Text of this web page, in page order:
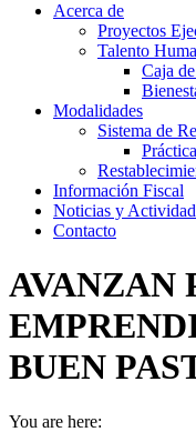
Acerca de
Proyectos
Talento
Caja
Modalidades
Sistema de
Información Fiscal
Noticias y
Contacto
AVANZAN
BUEN
You are here: